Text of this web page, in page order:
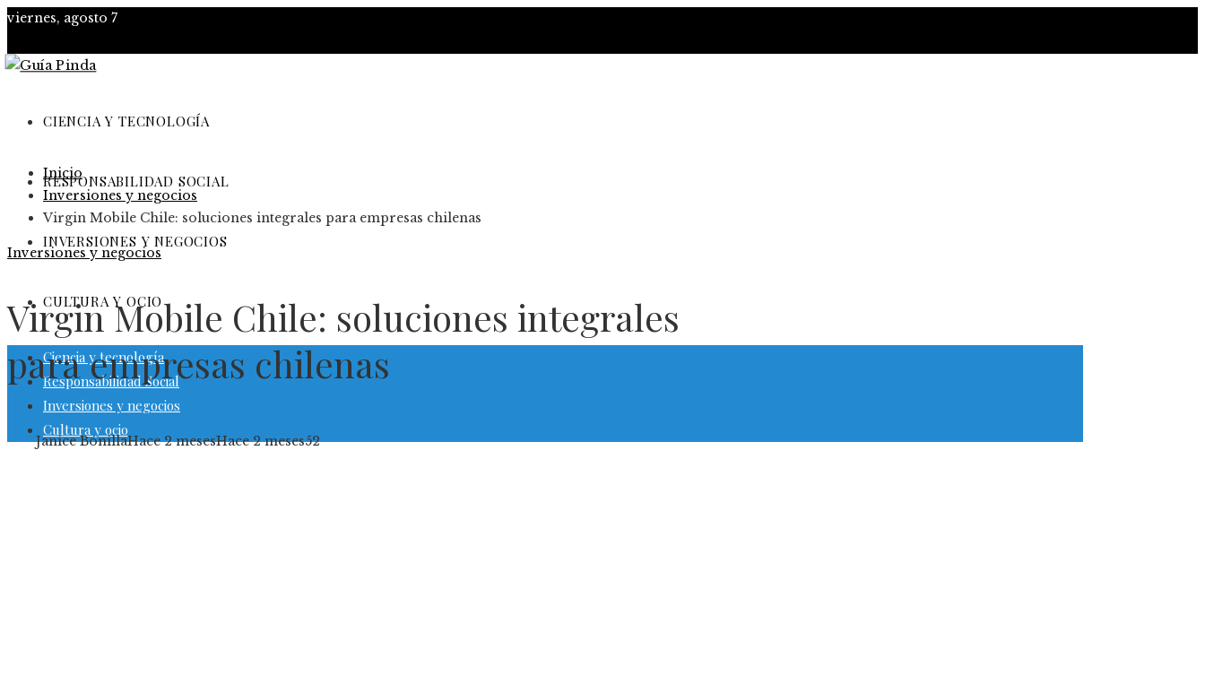
viernes, agosto 7
CIENCIA Y TECNOLOGÍA
RESPONSABILIDAD SOCIAL
INVERSIONES Y NEGOCIOS
CULTURA Y OCIO
Ciencia y tecnología
Responsabilidad Social
Inversiones y negocios
Cultura y ocio
Inicio
Inversiones y negocios
Virgin Mobile Chile: soluciones integrales para empresas chilenas
Inversiones y negocios
Virgin Mobile Chile: soluciones integrales
para empresas chilenas
Janice BonillaHace 2 mesesHace 2 meses52